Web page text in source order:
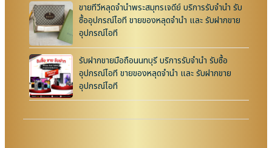
ขายทีวีหลุดจำนำพระสมุทรเจดีย์ บริการรับจำนำ รับ
ซื้ออุปกรณ์ไอที ขายของหลุดจำนำ และ รับฝากขาย
อุปกรณ์ไอที
รับฝากขายมือถือนนทบุรี บริการรับจำนำ รับซื้อ
อุปกรณ์ไอที ขายของหลุดจำนำ และ รับฝากขาย
อุปกรณ์ไอที